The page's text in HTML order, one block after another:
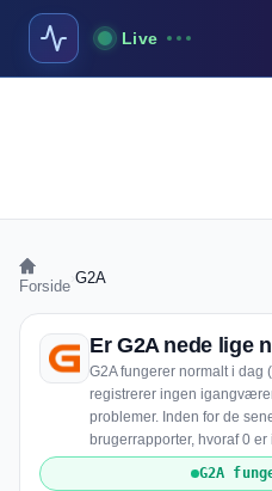
Live
Forside G2A
Er G2A nede lige
G2A fungerer normalt i dag
registrerer ingen
problemer. Inden for de
brugerrapporter, hvoraf 0
G2A